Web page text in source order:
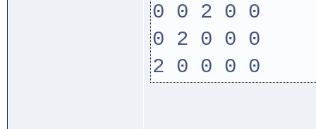
0 0 2 0 0
0 2 0 0 0
2 0 0 0 0